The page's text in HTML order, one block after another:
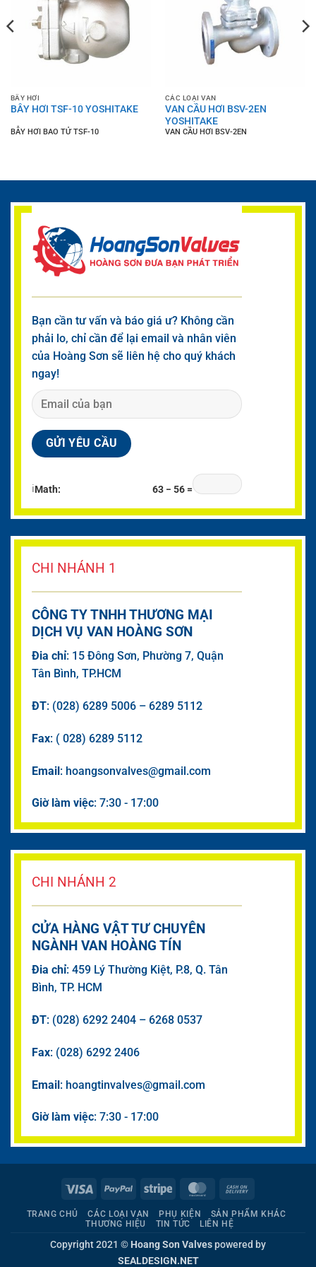
BẪY HƠI
BẪY HƠI TSF-10 YOSHITAKE
BẪY HƠI BAO TỬ TSF-10
CÁC LOẠI VAN
VAN CẦU HƠI BSV-2EN
YOSHITAKE
VAN CẦU HƠI BSV-2EN
Bạn cần tư vấn và báo giá ư? Không cần
phải lo, chỉ cần để lại email và nhân viên
của Hoàng Sơn sẽ liên hệ cho quý khách
ngay!
ℹMath: 63 − 56 =
CHI NHÁNH 1
CÔNG TY TNHH THƯƠNG MẠI
DỊCH VỤ VAN HOÀNG SƠN
Đia chỉ: 15 Đông Sơn, Phường 7, Quận
Tân Bình, TP.HCM
ĐT: (028) 6289 5006 – 6289 5112
Fax: ( 028) 6289 5112
Email: hoangsonvalves@gmail.com
Giờ làm việc: 7:30 - 17:00
CHI NHÁNH 2
CỬA HÀNG VẬT TƯ CHUYÊN
NGÀNH VAN HOÀNG TÍN
Đia chỉ: 459 Lý Thường Kiệt, P.8, Q. Tân
Bình, TP. HCM
ĐT: (028) 6292 2404 – 6268 0537
Fax: (028) 6292 2406
Email: hoangtinvalves@gmail.com
Giờ làm việc: 7:30 - 17:00
Visa PayPal Stripe MasterCard
Delivery
TRANG CHỦ CÁC LOẠI VAN PHỤ KIỆN
SẢN PHẨM KHÁC
THƯƠNG HIỆU
TIN TỨC LIÊN HỆ
Copyright 2021 © Hoang Son Valvespowered by
SEALDESIGN.NET